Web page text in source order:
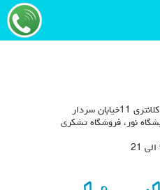
کرج - خیابان بهشتی روبروی کلانتری 11خیابان سردار
نور، فروشگاه تشکری